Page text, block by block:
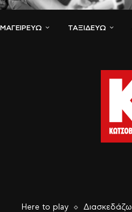
ΜΑΓΕΙΡΕΎΩ ΤΑΞΙΔΕΎΩ
Here to play Διασκεδάζω